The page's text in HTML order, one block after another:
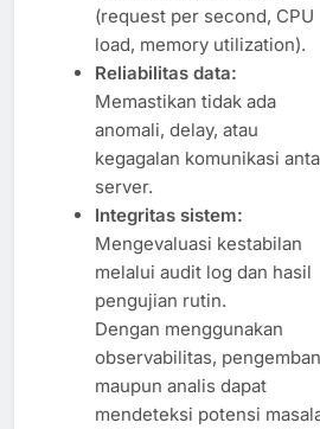
(request per second, CPU
load, memory utilization).
Reliabilitas data:
Memastikan tidak ada
anomali, delay, atau
kegagalan komunikasi
server.
Integritas sistem:
Mengevaluasi kestabilan
melalui audit log dan hasil
pengujian rutin.
Dengan menggunakan
observabilitas,
maupun analis dapat
mendeteksi potensi